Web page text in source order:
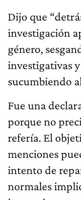
Dijo que
investigación
género,
investigativas
sucumbiendo
Fue una
porque no
refería. El
menciones
intento de
normales